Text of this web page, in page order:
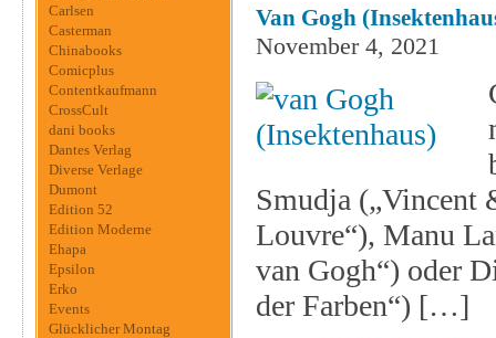
Carlsen
Casterman
Chinabooks
Comicplus
Contentkaufmann
CrossCult
dani books
Dantes Verlag
Diverse Verlage
Dumont
Edition 52
Edition Moderne
Ehapa
Epsilon
Erko
Events
Glücklicher Montag
Van Gogh
November 4, 2021
Smudja („Vincent
Louvre“), Manu
van Gogh“) oder
der Farben“) […]